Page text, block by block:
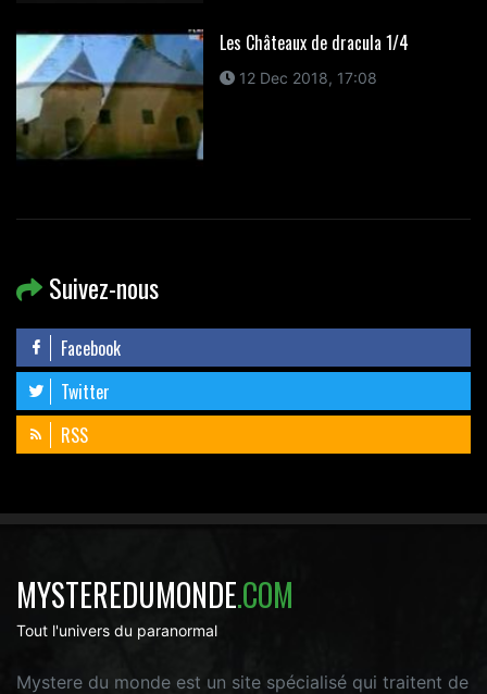
Les Châteaux de dracula 1/4
12 Dec 2018, 17:08
Suivez-nous
Facebook
Twitter
RSS
MYSTEREDUMONDE.COM
Tout l'univers du paranormal
Mystere du monde est un site spécialisé qui traitent de